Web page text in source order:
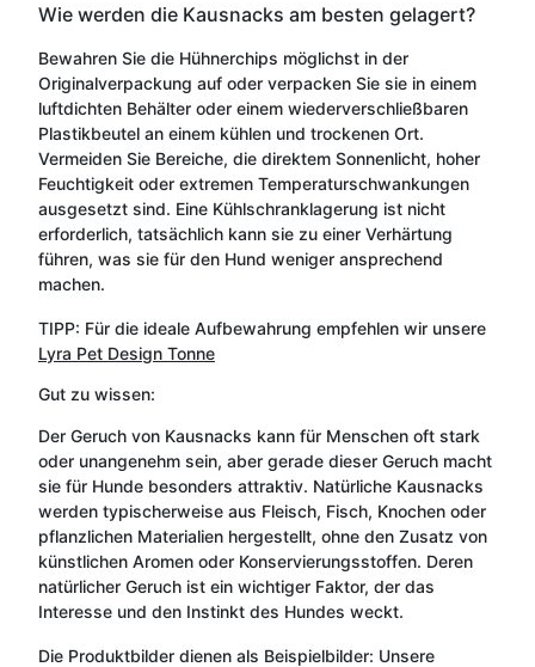
Wie werden die Kausnacks am besten gelagert?
Bewahren Sie die Hühnerchips möglichst in der
Originalverpackung auf oder verpacken Sie sie in einem
luftdichten Behälter oder einem wiederverschließbaren
Plastikbeutel an einem kühlen und trockenen Ort.
Vermeiden Sie Bereiche, die direktem Sonnenlicht, hoher
Feuchtigkeit oder extremen Temperaturschwankungen
ausgesetzt sind. Eine Kühlschranklagerung ist nicht
erforderlich, tatsächlich kann sie zu einer Verhärtung
führen, was sie für den Hund weniger ansprechend
machen.
TIPP: Für die ideale Aufbewahrung empfehlen wir unsere
Lyra Pet Design Tonne
Gut zu wissen:
Der Geruch von Kausnacks kann für Menschen oft stark
oder unangenehm sein, aber gerade dieser Geruch macht
sie für Hunde besonders attraktiv. Natürliche Kausnacks
werden typischerweise aus Fleisch, Fisch, Knochen oder
pflanzlichen Materialien hergestellt, ohne den Zusatz von
künstlichen Aromen oder Konservierungsstoffen. Deren
natürlicher Geruch ist ein wichtiger Faktor, der das
Interesse und den Instinkt des Hundes weckt.
Die Produktbilder dienen als Beispielbilder: Unsere